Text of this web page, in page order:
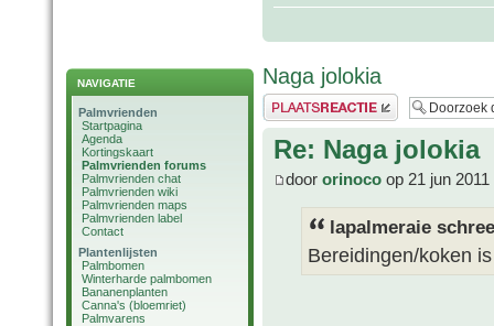
NAVIGATIE
Palmvrienden
Startpagina
Agenda
Kortingskaart
Palmvrienden forums
Palmvrienden chat
Palmvrienden wiki
Palmvrienden maps
Palmvrienden label
Contact
Plantenlijsten
Palmbomen
Winterharde palmbomen
Bananenplanten
Canna's (bloemriet)
Palmvarens
Naga jolokia
Plaats een reactie
Re: Naga jolokia
door orinoco op 21 jun 2011
lapalmeraie
Bereidingen/koken